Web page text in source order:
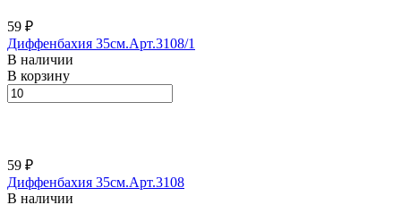
59 ₽
Диффенбахия 35см.Арт.3108/1
В наличии
В корзину
59 ₽
Диффенбахия 35см.Арт.3108
В наличии